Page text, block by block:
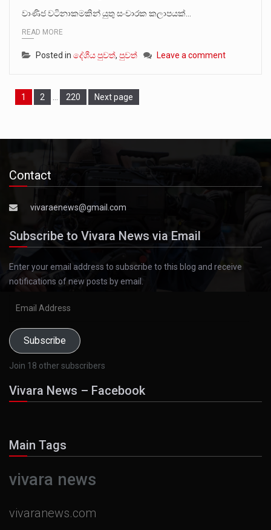
වාණිජ වටිනාකමකින් යුතු සංචාරක කලාපයක්…
READ MORE
Posted in දේශීය පුවත්, පුවත් Leave a comment
Page
1 Page
2 Page
220 Next page
Contact
vivaraenews@gmail.com
Subscribe to Vivara News via Email
Enter your email address to subscribe to this blog and receive
notifications of new posts by email.
Subscribe
Join 18 other subscribers
Vivara News – Facebook
Main Tags
vivara news
vivaranews.com